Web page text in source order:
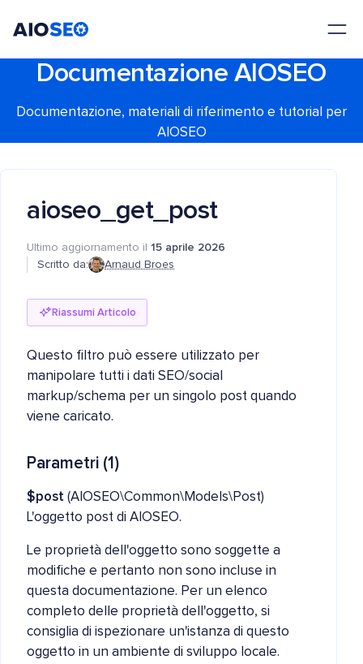
Documentazione AIOSEO
Documentazione, materiali di riferimento e tutorial per
AIOSEO
aioseo_get_post
Ultimo aggiornamento il 15 aprile 2026
Scritto da:
Arnaud Broes
Riassumi Articolo
Questo filtro può essere utilizzato per
manipolare tutti i dati SEO/social
markup/schema per un singolo post quando
viene caricato.
Parametri (1)
$post (AIOSEO\Common\Models\Post)
L'oggetto post di AIOSEO.
Le proprietà dell'oggetto sono soggette a
modifiche e pertanto non sono incluse in
questa documentazione. Per un elenco
completo delle proprietà dell'oggetto, si
consiglia di ispezionare un'istanza di questo
oggetto in un ambiente di sviluppo locale.